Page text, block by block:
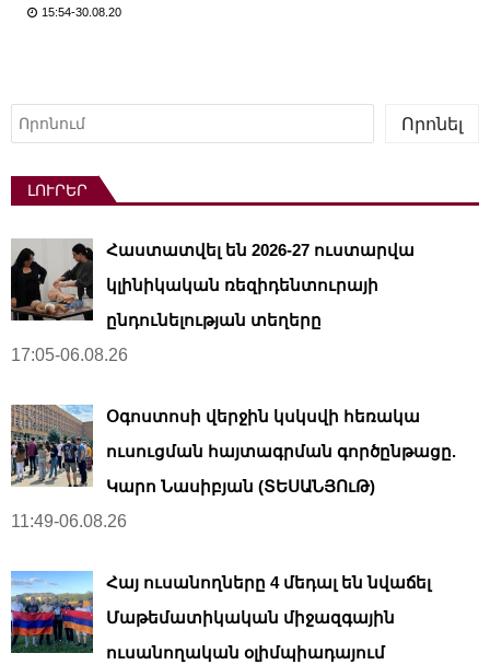
15:54-30.08.20
Որոնել
Որոնել
ԼՈՒՐԵՐ
Հաստատվել են 2026-27 ուստարվա
կլինիկական ռեզիդենտուրայի
ընդունելության տեղերը
17:05-06.08.26
Օգոստոսի վերջին կսկսվի հեռակա
ուսուցման հայտագրման գործընթացը.
Կարո Նասիբյան (ՏԵՍԱՆՅՈւԹ)
11:49-06.08.26
Հայ ուսանողները 4 մեդալ են նվաճել
Մաթեմատիկական միջազգային
ուսանողական օլիմպիադայում